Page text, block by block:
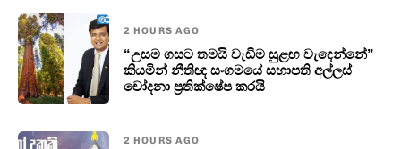
2 HOURS AGO
“උසම ගසට තමයි වැඩිම සුළඟ වැදෙන්නේ”
කියමින් නීතිඥ සංගමයේ සභාපති අල්ලස්
චෝදනා ප්‍රතික්ෂේප කරයි
2 HOURS AGO